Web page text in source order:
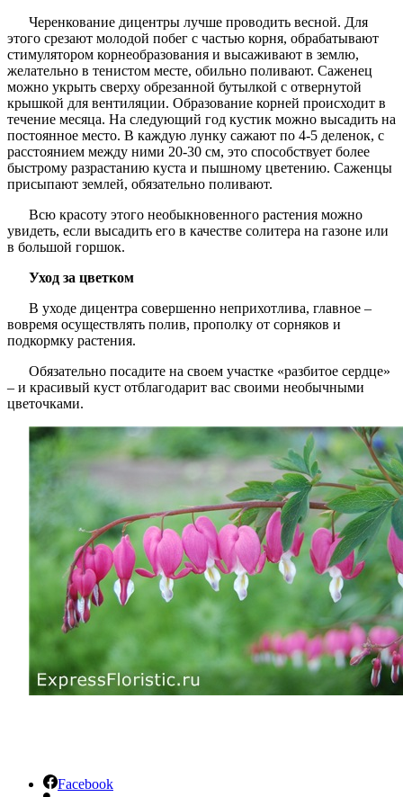
Черенкование дицентры лучше проводить весной. Для
этого срезают молодой побег с частью корня, обрабатывают
стимулятором корнеобразования и высаживают в землю,
желательно в тенистом месте, обильно поливают. Саженец
можно укрыть сверху обрезанной бутылкой с отвернутой
крышкой для вентиляции. Образование корней происходит в
течение месяца. На следующий год кустик можно высадить на
постоянное место. В каждую лунку сажают по 4-5 деленок, с
расстоянием между ними 20-30 см, это способствует более
быстрому разрастанию куста и пышному цветению. Саженцы
присыпают землей, обязательно поливают.
Всю красоту этого необыкновенного растения можно
увидеть, если высадить его в качестве солитера на газоне или
в большой горшок.
Уход за цветком
В уходе дицентра совершенно неприхотлива, главное –
вовремя осуществлять полив, прополку от сорняков и
подкормку растения.
Обязательно посадите на своем участке «разбитое сердце»
– и красивый куст отблагодарит вас своими необычными
цветочками.
Facebook